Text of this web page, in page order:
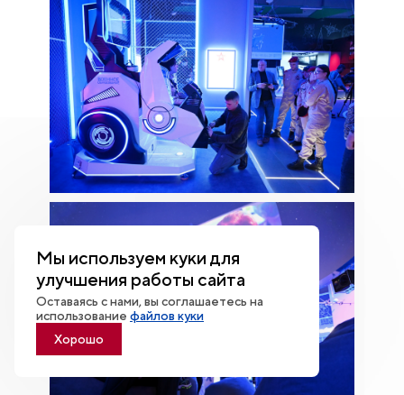
Мы используем куки для
улучшения работы сайта
Оставаясь с нами, вы соглашаетесь на
использованиефайлов куки
Хорошо